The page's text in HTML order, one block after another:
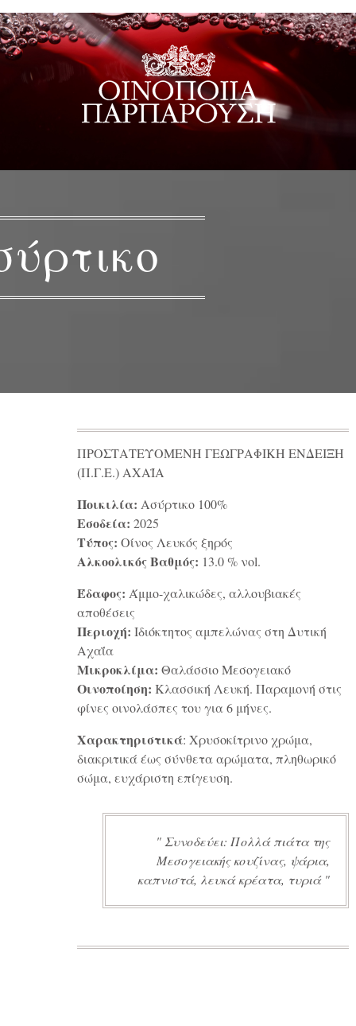
ΠΡΟΣΤΑΤΕΥΟΜΕΝΗ ΓΕΩΓΡΑΦΙΚΗ ΕΝΔΕΙΞΗ
(Π.Γ.Ε.) ΑΧΑΪΑ
Ποικιλία: Ασύρτικο 100%
Εσοδεία: 2025
Τύπος: Οίνος Λευκός ξηρός
Αλκοολικός Βαθμός: 13.0 % νοl.
Έδαφος: Άμμο-χαλικώδες, αλλουβιακές
αποθέσεις
Περιοχή: Ιδιόκτητος αμπελώνας στη Δυτική
Αχαΐα
Μικροκλίμα: Θαλάσσιο Μεσογειακό
Οινοποίηση: Κλασσική Λευκή. Παραμονή στις
φίνες οινολάσπες του για 6 μήνες.
Χαρακτηριστικά: Χρυσοκίτρινο χρώμα,
διακριτικά έως σύνθετα αρώματα, πληθωρικό
σώμα, ευχάριστη επίγευση.
Συνοδεύει: Πολλά πιάτα της
Μεσογειακής κουζίνας, ψάρια,
καπνιστά, λευκά κρέατα, τυριά